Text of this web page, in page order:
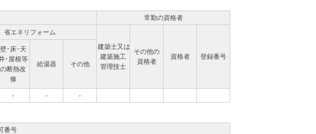
常勤の資格者
省エネリフォーム
建築士又は
建築施工
管理技士
その他の
資格者
資格者 登録番号
壁･床･天
･屋根等
の断熱改
修
給湯器 その他
- - -
番号